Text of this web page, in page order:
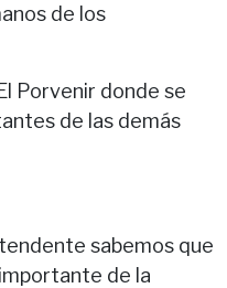
de los
Porvenir donde se
de las demás
sabemos que
de la